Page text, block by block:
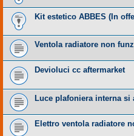
Kit estetico ABBES (In
Ventola radiatore non
Devioluci cc aftermarket
Luce plafoniera interna si
Elettro ventola radiatore